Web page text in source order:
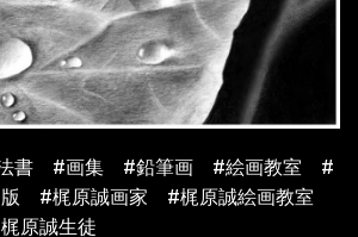
書 #画集 #鉛筆画 #絵画教室 #
版 #梶原誠画家 #梶原誠絵画教室
原誠生徒